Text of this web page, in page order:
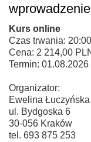
Kurs online
Czas trwania:
Cena: 2 214,00
Termin:
Organizator:
Ewelina
ul. Bydgoska 6
30-056 Kraków
tel. 693 875 253